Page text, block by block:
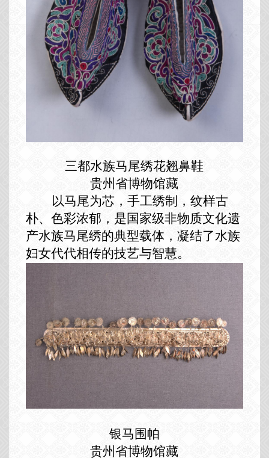
三都水族马尾绣花翘鼻鞋
贵州省博物馆藏
以马尾为芯，手工绣制，纹样古
朴、色彩浓郁，是国家级非物质文化遗
产水族马尾绣的典型载体，凝结了水族
妇女代代相传的技艺与智慧。
银马围帕
贵州省博物馆藏